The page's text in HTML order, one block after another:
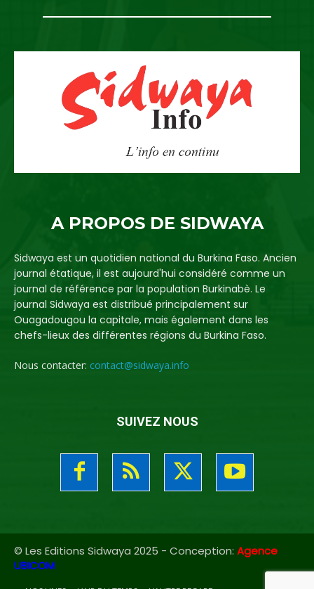
A PROPOS DE SIDWAYA
Sidwaya est un quotidien national du Burkina Faso. Ancien
journal étatique, il est aujourd'hui considéré comme un
journal de référence par la population Burkinabè. Le
journal Sidwaya est distribué principalement sur
Ouagadougou la capitale, mais également dans les
chefs-lieux des différentes régions du Burkina Faso.
Nous contacter: contact@sidwaya.info
SUIVEZ NOUS
© Les Editions Sidwaya 2025 - Conception: Agence
UBICOM